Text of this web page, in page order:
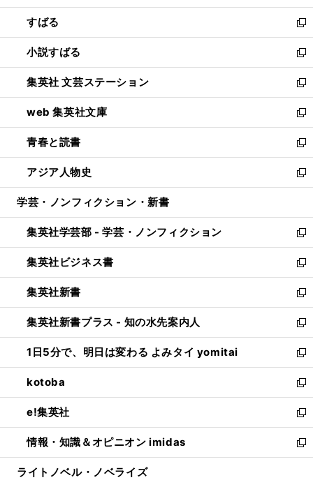
開
く
ウ
で
開
く
ン
ド
ウ
で
開
く
すばる
新
し
い
ウ
ィ
ン
ド
ウ
で
開
く
小説すばる
新
し
い
ウ
ィ
ン
ド
ウ
で
開
集英社 文芸ステーション
新
し
い
ウ
ィ
ン
ド
ウ
開
く
web 集英社文庫
新
し
い
ウ
ィ
ン
ウ
で
開
く
青春と読書
新
し
い
ウ
ン
ド
ウ
で
開
く
アジア人物史
新
し
ウ
ィ
ン
ド
ウ
で
開
く
学芸・ノンフィクション・新書
集英社学芸部 - 学芸・ノンフィクション
新
し
い
ウ
ィ
ン
ド
ウ
で
開
く
集英社ビジネス書
新
し
い
ウ
ィ
ン
ド
ウ
で
開
く
集英社新書
新
し
い
ウ
ィ
ン
ド
ウ
で
開
く
集英社新書プラス - 知の水先案内人
新
し
い
ウ
ィ
ン
ド
ウ
で
開
1日5分で、明日は変わる よみタイ yomitai
新
し
い
ウ
ィ
ン
ド
ウ
kotoba
新
し
い
ウ
ィ
ン
e!集英社
新
し
い
ウ
情報・知識＆オピニオン imidas
新
し
ライトノベル・ノベライズ